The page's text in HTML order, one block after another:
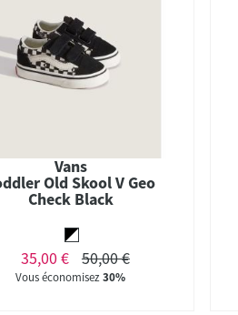
Vans
Old Skool V Geo
Check Black
35,00 € 50,00 €
Vous économisez30%